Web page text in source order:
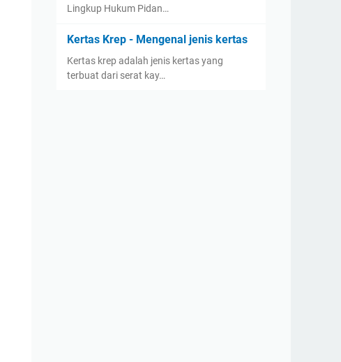
Lingkup Hukum Pidan…
Kertas Krep - Mengenal jenis kertas
Kertas krep adalah jenis kertas yang
terbuat dari serat kay…